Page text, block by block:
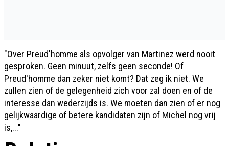
"Over Preud'homme als opvolger van Martinez werd nooit
gesproken. Geen minuut, zelfs geen seconde! Of
Preud'homme dan zeker niet komt? Dat zeg ik niet. We
zullen zien of de gelegenheid zich voor zal doen en of de
interesse dan wederzijds is. We moeten dan zien of er nog
gelijkwaardige of betere kandidaten zijn of Michel nog vrij
is,..."